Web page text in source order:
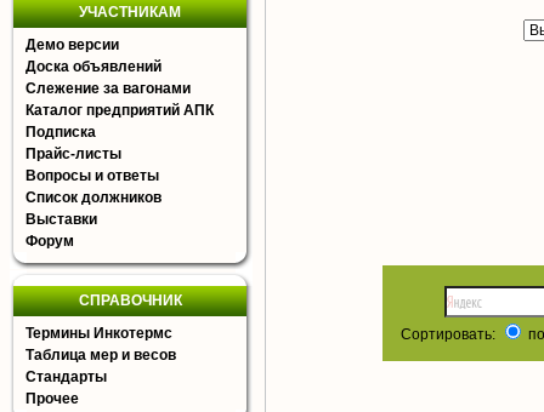
УЧАСТНИКАМ
Демо версии
Доска объявлений
Слежение за вагонами
Каталог предприятий АПК
Подписка
Прайс-листы
Вопросы и ответы
Список должников
Выставки
Форум
СПРАВОЧНИК
Термины Инкотермс
Таблица мер и весов
Стандарты
Прочее
Сортировать: